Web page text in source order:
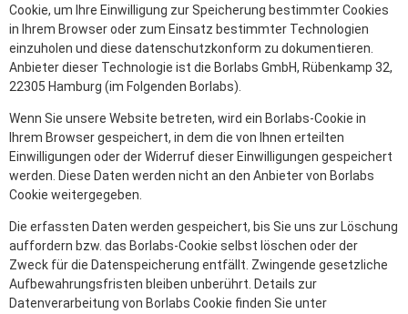
Cookie, um Ihre Einwilligung zur Speicherung bestimmter Cookies
in Ihrem Browser oder zum Einsatz bestimmter Technologien
einzuholen und diese datenschutzkonform zu dokumentieren.
Anbieter dieser Technologie ist die Borlabs GmbH, Rübenkamp 32,
22305 Hamburg (im Folgenden Borlabs).
Wenn Sie unsere Website betreten, wird ein Borlabs-Cookie in
Ihrem Browser gespeichert, in dem die von Ihnen erteilten
Einwilligungen oder der Widerruf dieser Einwilligungen gespeichert
werden. Diese Daten werden nicht an den Anbieter von Borlabs
Cookie weitergegeben.
Die erfassten Daten werden gespeichert, bis Sie uns zur Löschung
auffordern bzw. das Borlabs-Cookie selbst löschen oder der
Zweck für die Datenspeicherung entfällt. Zwingende gesetzliche
Aufbewahrungsfristen bleiben unberührt. Details zur
Datenverarbeitung von Borlabs Cookie finden Sie unter